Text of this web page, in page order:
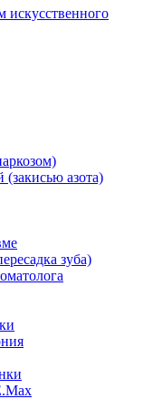
искусственного
(закисью азота)
зуба)